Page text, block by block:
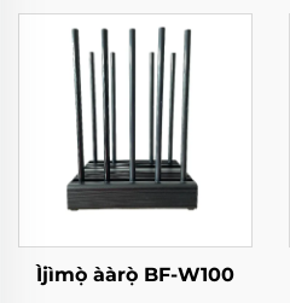
Ìjìmọ̀ ààrọ̀ BF-W100